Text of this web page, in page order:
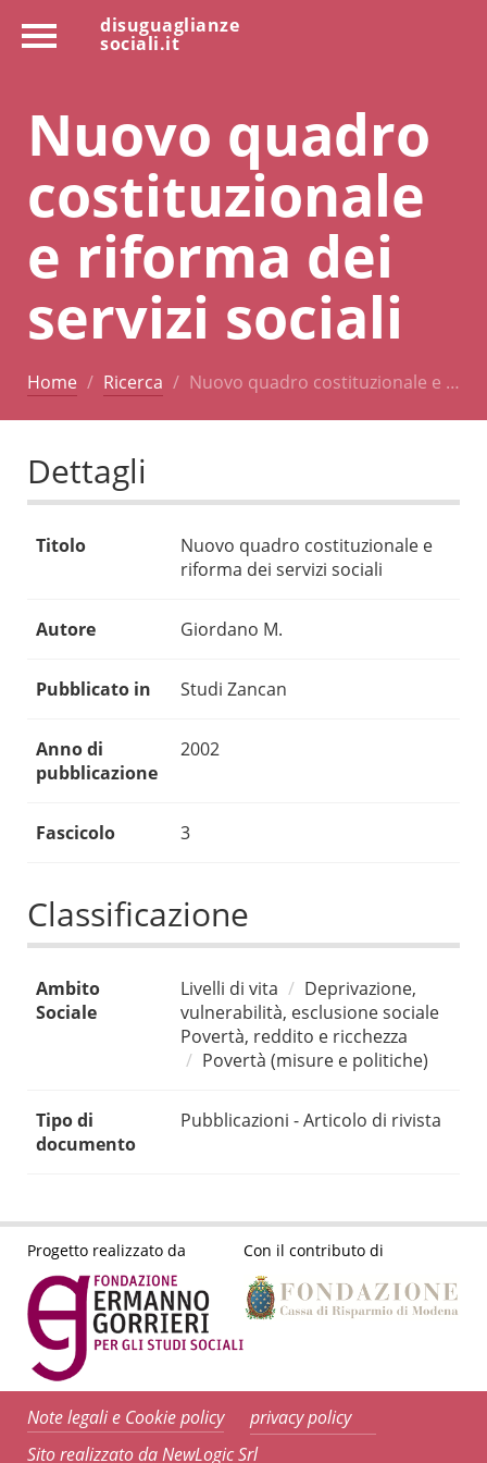
disuguaglianze
sociali.it
Nuovo quadro
costituzionale
e riforma dei
servizi sociali
Home Ricerca Nuovo quadro costituzionale e …
Dettagli
Titolo
Nuovo quadro costituzionale e
riforma dei servizi sociali
Autore Giordano M.
Pubblicato in Studi Zancan
Anno di
pubblicazione
2002
Fascicolo 3
Classificazione
Ambito
Sociale
Livelli di vita
Deprivazione,
vulnerabilità, esclusione sociale
Povertà, reddito e ricchezza
Povertà (misure e politiche)
Tipo di
documento
Pubblicazioni - Articolo di rivista
Progetto realizzato da Con il contributo di
Note legali e Cookie policy
privacy policy
Sito realizzato da NewLogic Srl